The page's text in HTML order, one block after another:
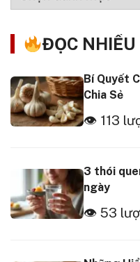
ĐỌC
Bí Quyết
Chia Sẻ
👁 113
3 thói
ngày
👁 53